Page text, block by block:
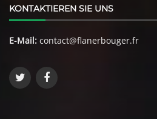
KONTAKTIEREN SIE UNS
E-Mail: contact@flanerbouger.fr